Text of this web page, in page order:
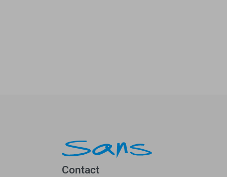
Contact